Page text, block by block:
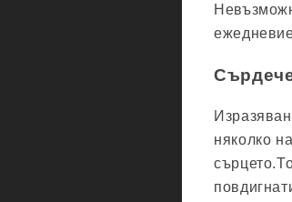
няколко